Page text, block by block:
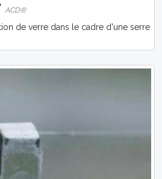
ACD®
de verre dans le cadre d'une serre